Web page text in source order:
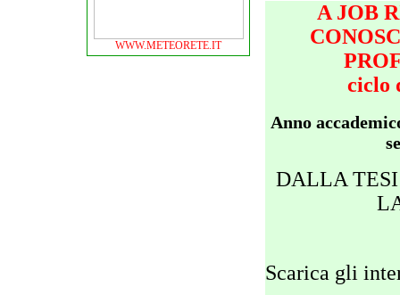
WWW.METEORETE.IT
A JOB
ciclo
Anno
DALLA
Scarica gli